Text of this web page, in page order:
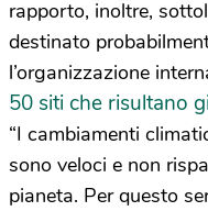
rapporto, inoltre,
destinato
l’organizzazione
50 siti che risultano
“I cambiamenti
sono veloci e non
pianeta. Per questo